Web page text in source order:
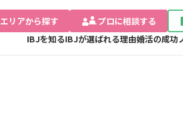
エリアから探す プロに相談する
IBJを知るIBJが選ばれる理由婚活の成功